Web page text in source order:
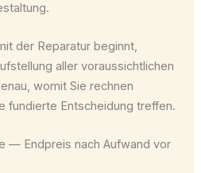
der Reparatur beginnt,
aller voraussichtlichen
womit Sie rechnen
fundierte Entscheidung treffen.
— Endpreis nach Aufwand vor